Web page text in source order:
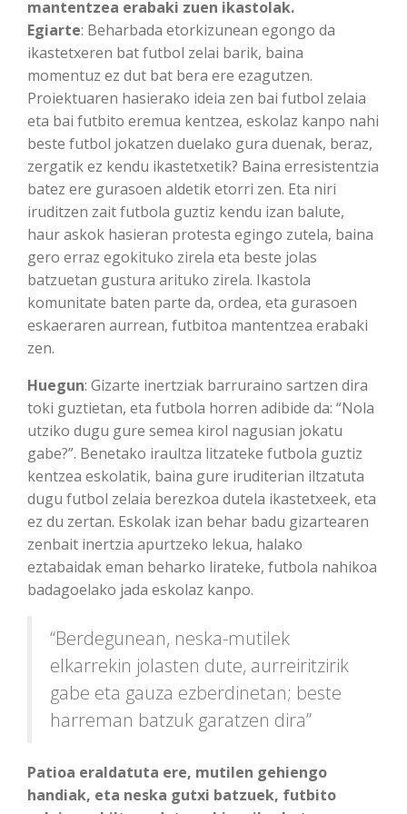
mantentzea erabaki zuen ikastolak.
Egiarte: Beharbada etorkizunean egongo da
ikastetxeren bat futbol zelai barik, baina
momentuz ez dut bat bera ere ezagutzen.
Proiektuaren hasierako ideia zen bai futbol zelaia
eta bai futbito eremua kentzea, eskolaz kanpo nahi
beste futbol jokatzen duelako gura duenak, beraz,
zergatik ez kendu ikastetxetik? Baina erresistentzia
batez ere gurasoen aldetik etorri zen. Eta niri
iruditzen zait futbola guztiz kendu izan balute,
haur askok hasieran protesta egingo zutela, baina
gero erraz egokituko zirela eta beste jolas
batzuetan gustura arituko zirela. Ikastola
komunitate baten parte da, ordea, eta gurasoen
eskaeraren aurrean, futbitoa mantentzea erabaki
zen.
Huegun: Gizarte inertziak barruraino sartzen dira
toki guztietan, eta futbola horren adibide da: “Nola
utziko dugu gure semea kirol nagusian jokatu
gabe?”. Benetako iraultza litzateke futbola guztiz
kentzea eskolatik, baina gure iruditerian iltzatuta
dugu futbol zelaia berezkoa dutela ikastetxeek, eta
ez du zertan. Eskolak izan behar badu gizartearen
zenbait inertzia apurtzeko lekua, halako
eztabaidak eman beharko lirateke, futbola nahikoa
badagoelako jada eskolaz kanpo.
“Berdegunean, neska-mutilek
elkarrekin jolasten dute, aurreiritzirik
gabe eta gauza ezberdinetan; beste
harreman batzuk garatzen dira”
Patioa eraldatuta ere, mutilen gehiengo
handiak, eta neska gutxi batzuek, futbito